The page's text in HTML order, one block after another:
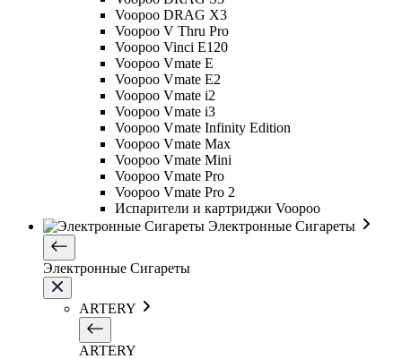
Voopoo DRAG X3
Voopoo V Thru Pro
Voopoo Vinci E120
Voopoo Vmate E
Voopoo Vmate E2
Voopoo Vmate i2
Voopoo Vmate i3
Voopoo Vmate Infinity Edition
Voopoo Vmate Max
Voopoo Vmate Mini
Voopoo Vmate Pro
Voopoo Vmate Pro 2
Испарители и картриджи Voopoo
Электронные Сигареты
Электронные Сигареты
ARTERY
ARTERY